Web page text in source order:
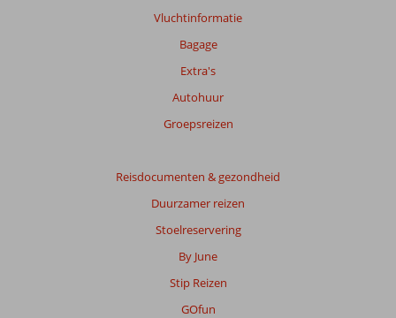
Vluchtinformatie
Bagage
Extra's
Autohuur
Groepsreizen
Reisdocumenten & gezondheid
Duurzamer reizen
Stoelreservering
By June
Stip Reizen
GOfun